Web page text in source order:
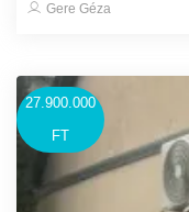
Gere Géza
27.900.000
FT